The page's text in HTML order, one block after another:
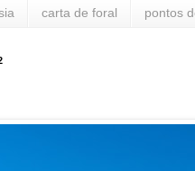
carta de foral pontos